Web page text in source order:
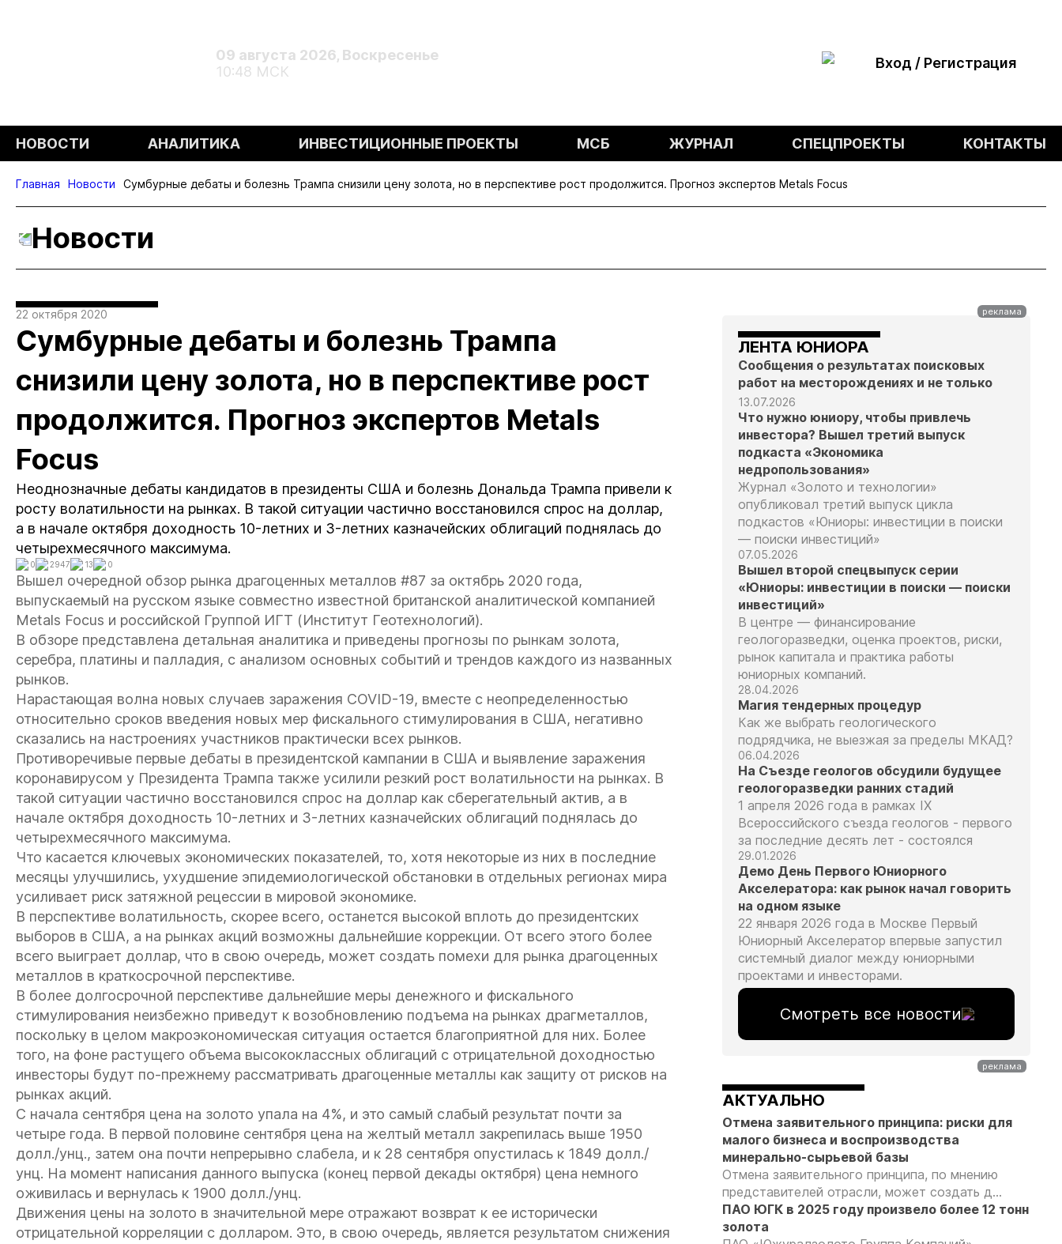
09 августа 2026, Воскресенье
10:48 МСК
Вход / Регистрация
НОВОСТИ АНАЛИТИКА ИНВЕСТИЦИОННЫЕ ПРОЕКТЫ МСБ ЖУРНАЛ СПЕЦПРОЕКТЫ КОНТАКТЫ
Главная Новости Сумбурные дебаты и болезнь Трампа снизили цену золота, но в перспективе рост продолжится. Прогноз экспертов Metals Focus
Новости
22 октября 2020
Сумбурные дебаты и болезнь Трампа
снизили цену золота, но в перспективе рост
продолжится. Прогноз экспертов Metals
Focus
Неоднозначные дебаты кандидатов в президенты США и болезнь Дональда Трампа привели к
росту волатильности на рынках. В такой ситуации частично восстановился спрос на доллар,
а в начале октября доходность 10-летних и 3-летних казначейских облигаций поднялась до
четырехмесячного максимума.
0 2947 13 0
Вышел очередной обзор рынка драгоценных металлов #87 за октябрь 2020 года,
выпускаемый на русском языке совместно известной британской аналитической компанией
Metals Focus и российской Группой ИГТ (Институт Геотехнологий).
В обзоре представлена детальная аналитика и приведены прогнозы по рынкам золота,
серебра, платины и палладия, с анализом основных событий и трендов каждого из названных
рынков.
Нарастающая волна новых случаев заражения COVID-19, вместе с неопределенностью
относительно сроков введения новых мер фискального стимулирования в США, негативно
сказались на настроениях участников практически всех рынков.
Противоречивые первые дебаты в президентской кампании в США и выявление заражения
коронавирусом у Президента Трампа также усилили резкий рост волатильности на рынках. В
такой ситуации частично восстановился спрос на доллар как сберегательный актив, а в
начале октября доходность 10-летних и 3-летних казначейских облигаций поднялась до
четырехмесячного максимума.
Что касается ключевых экономических показателей, то, хотя некоторые из них в последние
месяцы улучшились, ухудшение эпидемиологической обстановки в отдельных регионах мира
усиливает риск затяжной рецессии в мировой экономике.
В перспективе волатильность, скорее всего, останется высокой вплоть до президентских
выборов в США, а на рынках акций возможны дальнейшие коррекции. От всего этого более
всего выиграет доллар, что в свою очередь, может создать помехи для рынка драгоценных
металлов в краткосрочной перспективе.
В более долгосрочной перспективе дальнейшие меры денежного и фискального
стимулирования неизбежно приведут к возобновлению подъема на рынках драгметаллов,
поскольку в целом макроэкономическая ситуация остается благоприятной для них. Более
того, на фоне растущего объема высококлассных облигаций с отрицательной доходностью
инвесторы будут по-прежнему рассматривать драгоценные металлы как защиту от рисков на
рынках акций.
С начала сентября цена на золото упала на 4%, и это самый слабый результат почти за
четыре года. В первой половине сентября цена на желтый металл закрепилась выше 1950
долл./унц., затем она почти непрерывно слабела, и к 28 сентября опустилась к 1849 долл./
унц. На момент написания данного выпуска (конец первой декады октября) цена немного
оживилась и вернулась к 1900 долл./унц.
Движения цены на золото в значительной мере отражают возврат к ее исторически
отрицательной корреляции с долларом. Это, в свою очередь, является результатом снижения
ЛЕНТА ЮНИОРА
Сообщения о результатах поисковых
работ на месторождениях и не только
13.07.2026
Что нужно юниору, чтобы привлечь
инвестора? Вышел третий выпуск
подкаста «Экономика
недропользования»
Журнал «Золото и технологии»
опубликовал третий выпуск цикла
подкастов «Юниоры: инвестиции в поиски
— поиски инвестиций»
07.05.2026
Вышел второй спецвыпуск серии
«Юниоры: инвестиции в поиски — поиски
инвестиций»
В центре — финансирование
геологоразведки, оценка проектов, риски,
рынок капитала и практика работы
юниорных компаний.
28.04.2026
Магия тендерных процедур
Как же выбрать геологического
подрядчика, не выезжая за пределы МКАД?
06.04.2026
На Съезде геологов обсудили будущее
геологоразведки ранних стадий
1 апреля 2026 года в рамках IX
Всероссийского съезда геологов - первого
за последние десять лет - состоялся
29.01.2026
Демо День Первого Юниорного
Акселератора: как рынок начал говорить
на одном языке
22 января 2026 года в Москве Первый
Юниорный Акселератор впервые запустил
системный диалог между юниорными
проектами и инвесторами.
Смотреть все новости
АКТУАЛЬНО
Отмена заявительного принципа: риски для
малого бизнеса и воспроизводства
минерально-сырьевой базы
Отмена заявительного принципа, по мнению
представителей отрасли, может создать д...
ПАО ЮГК в 2025 году произвело более 12 тонн
золота